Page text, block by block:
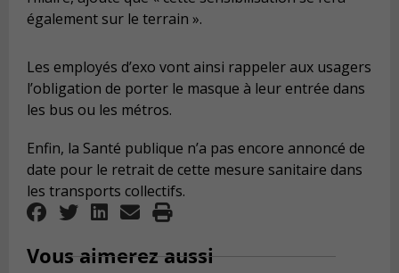
également sur le terrain ».
Les employés d’exo vont ainsi rappeler aux usagers
l’obligation de porter le masque à leur entrée dans
les bus ou les métros.
Enfin, la Santé publique n’a pas encore annoncé de
date pour le retrait de cette mesure sanitaire dans
les transports collectifs.
Vous aimerez aussi